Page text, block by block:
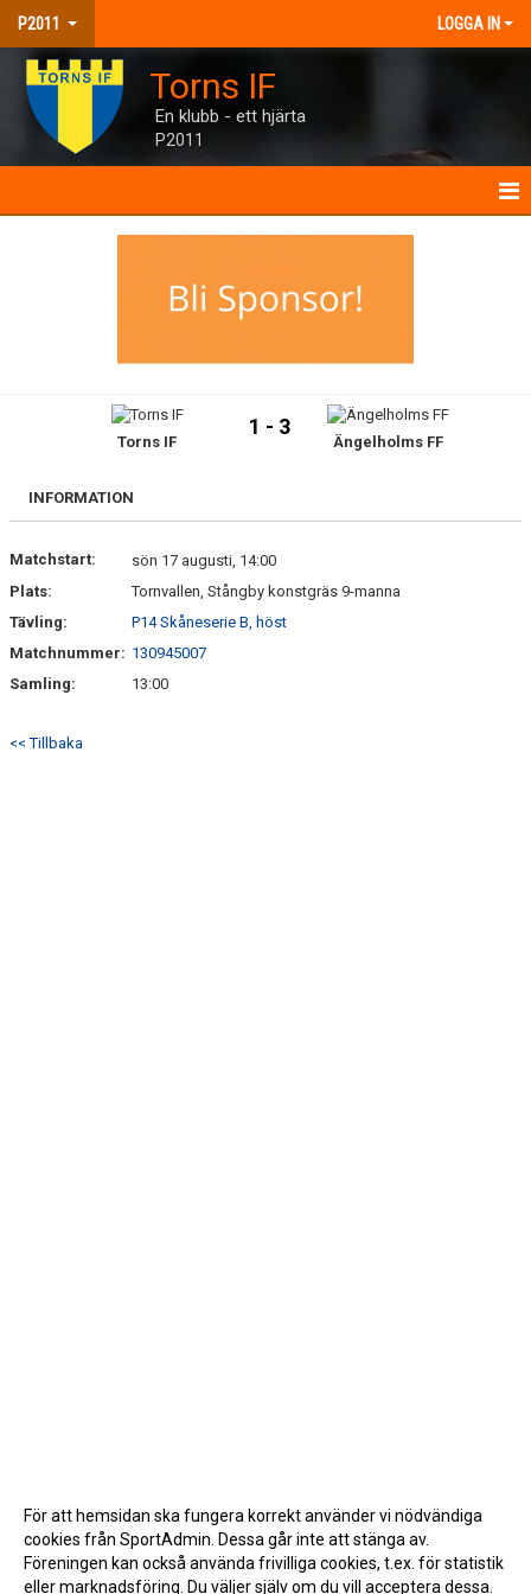
P2011 LOGGA IN
Torns IF
En klubb - ett hjärta
P2011
BILDGALLERI
KONTAKT
Torns IF
1 - 3
Ängelholms FF
INFORMATION
Matchstart:
sön 17 augusti, 14:00
Plats:
Tornvallen, Stångby konstgräs 9-manna
Tävling:
P14 Skåneserie B, höst
Matchnummer: 130945007
Samling:
13:00
<< Tillbaka
För att hemsidan ska fungera korrekt använder vi nödvändiga
cookies från SportAdmin. Dessa går inte att stänga av.
Föreningen kan också använda frivilliga cookies, t.ex. för statistik
eller marknadsföring. Du väljer själv om du vill acceptera dessa.